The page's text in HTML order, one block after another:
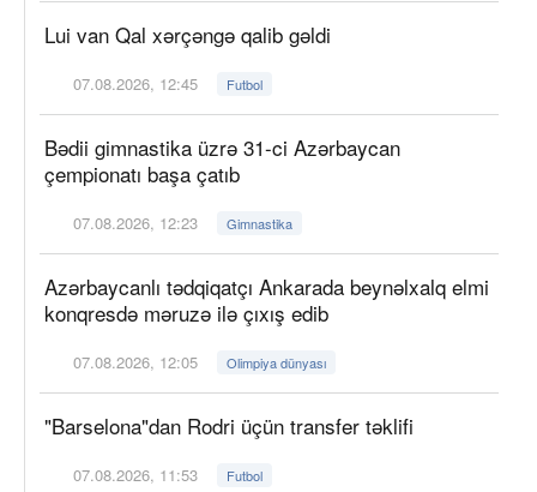
Lui van Qal xərçəngə qalib gəldi
07.08.2026, 12:45 Futbol
Bədii gimnastika üzrə 31-ci Azərbaycan
çempionatı başa çatıb
07.08.2026, 12:23 Gimnastika
Azərbaycanlı tədqiqatçı Ankarada beynəlxalq elmi
konqresdə məruzə ilə çıxış edib
07.08.2026, 12:05 Olimpiya dünyası
"Barselona"dan Rodri üçün transfer təklifi
07.08.2026, 11:53 Futbol